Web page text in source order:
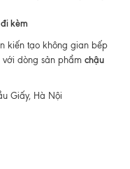
kèm
kiến tạo không gian bếp
với dòng sản phẩm chậu
Giấy, Hà Nội